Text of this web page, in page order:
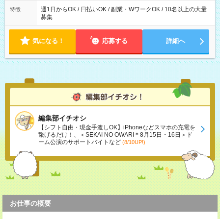
特徴
週1日からOK / 日払いOK / 副業・WワークOK / 10名以上の大量
募集
気になる！ 応募する 詳細へ
編集部イチオシ
【シフト自由・現金手渡しOK】iPhoneなどスマホの充電を
繋げるだけ！、＜SEKAI NO OWARI＊8月15日・16日＞ド
ーム公演のサポートバイトなど (8/10UP!)
お仕事の概要